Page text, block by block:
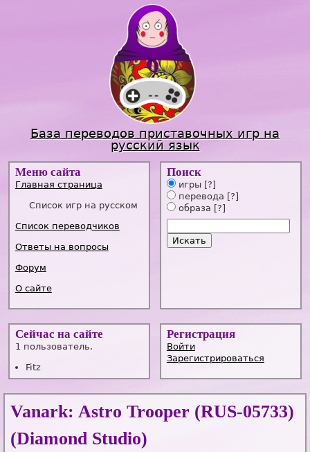
Jump to navigation
База переводов приставочных игр на
русский язык
Меню сайта
Главная страница
Список игр на русском
Список переводчиков
Ответы на вопросы
Форум
О сайте
Поиск
игры [?]
перевода [?]
образа [?]
Сейчас на сайте
1 пользователь.
Fitz
Регистрация
Войти
Зарегистрироваться
Vanark: Astro Trooper (RUS-05733)
(Diamond Studio)